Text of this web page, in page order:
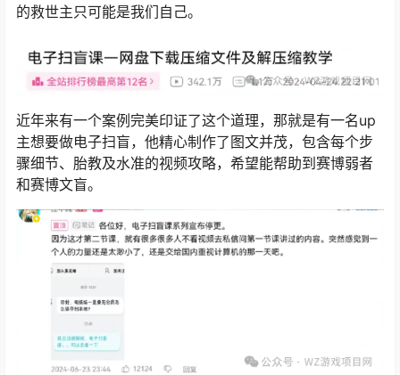
的救世主只可能是我们自己。
近年来有一个案例完美印证了这个道理，那就是有一名up
主想要做电子扫盲，他精心制作了图文并茂，包含每个步
骤细节、胎教及水准的视频攻略，希望能帮助到赛博弱者
和赛博文盲。